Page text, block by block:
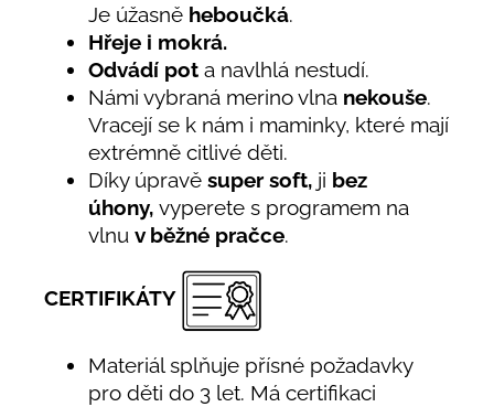
Je úžasně heboučká.
Hřeje i mokrá.
Odvádí pot a navlhlá nestudí.
Námi vybraná merino vlna nekouše.
Vracejí se k nám i maminky, které mají
extrémně citlivé děti.
Díky úpravě super soft, ji bez
úhony, vyperete s programem na
vlnu v běžné pračce.
CERTIFIKÁTY
Materiál splňuje přísné požadavky
pro děti do 3 let. Má certifikaci